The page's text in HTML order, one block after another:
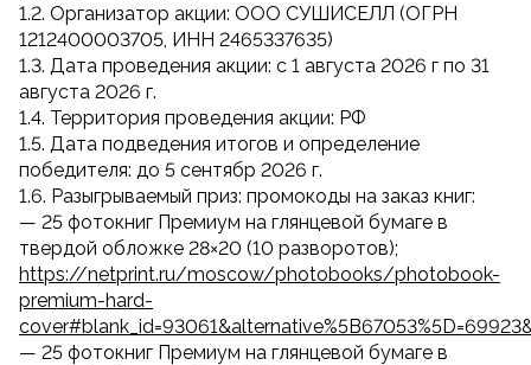
1.2. Организатор акции: ООО СУШИСЕЛЛ (ОГРН
1212400003705, ИНН 2465337635)
1.3. Дата проведения акции: с 1 августа 2026 г по 31
августа 2026 г.
1.4. Территория проведения акции: РФ
1.5. Дата подведения итогов и определение
победителя: до 5 сентябр 2026 г.
1.6. Разыгрываемый приз: промокоды на заказ книг:
— 25 фотокниг Премиум на глянцевой бумаге в
твердой обложке 28×20 (10 разворотов);
https://netprint.ru/moscow/photobooks/photobook-
premium-hard-
— 25 фотокниг Премиум на глянцевой бумаге в